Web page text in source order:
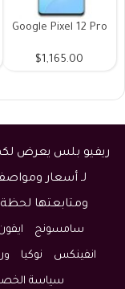
Google Pixel 12 Pro
$1,165.00
ريفيو بلس يعرض لكم
لـ أسعار
ومتابعتها لحظة
سامسونج
انفينكس نوكيا
سياسة